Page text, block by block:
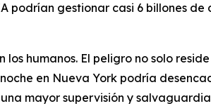
gestionar casi 6 billones de
humanos. El peligro no solo
en Nueva York podría
mayor supervisión y